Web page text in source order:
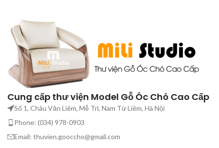
Cung cấp thư viện Model Gỗ Óc Chó Cao Cấp
Số 1, Châu Văn Liêm, Mễ Trì, Nam Từ Liêm, Hà Nội
Phone: (034) 978-0903
Email: thuvien.gooccho@gmail.com